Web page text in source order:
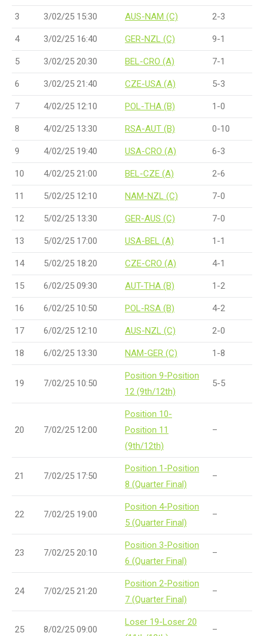
3 3/02/25 15:30 AUS-NAM (C) 2-3
4 3/02/25 16:40 GER-NZL (C) 9-1
5 3/02/25 20:30 BEL-CRO (A) 7-1
6 3/02/25 21:40 CZE-USA (A) 5-3
7 4/02/25 12:10 POL-THA (B) 1-0
8 4/02/25 13:30 RSA-AUT (B) 0-10
9 4/02/25 19:40 USA-CRO (A) 6-3
10 4/02/25 21:00 BEL-CZE (A) 2-6
11 5/02/25 12:10 NAM-NZL (C) 7-0
12 5/02/25 13:30 GER-AUS (C) 7-0
13 5/02/25 17:00 USA-BEL (A) 1-1
14 5/02/25 18:20 CZE-CRO (A) 4-1
15 6/02/25 09:30 AUT-THA (B) 1-2
16 6/02/25 10:50 POL-RSA (B) 4-2
17 6/02/25 12:10 AUS-NZL (C) 2-0
18 6/02/25 13:30 NAM-GER (C) 1-8
19 7/02/25 10:50
Position 9-Position
12 (9th/12th)
5-5
20 7/02/25 12:00
Position 10-
Position 11
(9th/12th)
–
21 7/02/25 17:50
Position 1-Position
8 (Quarter Final)
–
22 7/02/25 19:00
Position 4-Position
5 (Quarter Final)
–
23 7/02/25 20:10
Position 3-Position
6 (Quarter Final)
–
24 7/02/25 21:20
Position 2-Position
7 (Quarter Final)
–
25 8/02/25 09:00
Loser 19-Loser 20
–